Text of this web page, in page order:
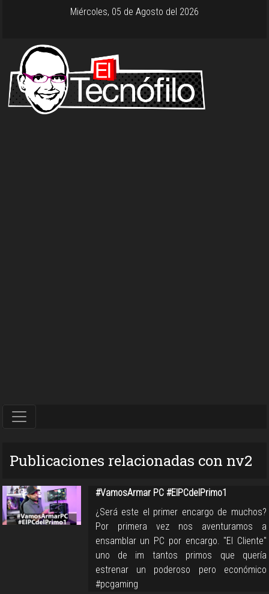
Miércoles, 05 de Agosto del 2026
Publicaciones relacionadas con nv2
#VamosArmar PC #ElPCdelPrimo1
¿Será este el primer encargo de muchos?
Por primera vez nos aventuramos a
ensamblar un PC por encargo. "El Cliente"
uno de im tantos primos que quería
estrenar un poderoso pero económico
#pcgaming